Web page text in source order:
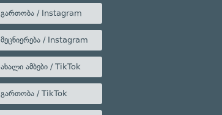
გართობა / Instagram
მეცნიერება / Instagram
ახალი ამბები / TikTok
გართობა / TikTok